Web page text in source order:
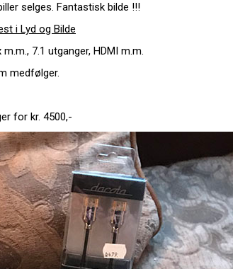
selges. Fantastisk bilde !!!
i Lyd og Bilde
7.1 utganger, HDMI m.m.
medfølger.
for kr. 4500,-